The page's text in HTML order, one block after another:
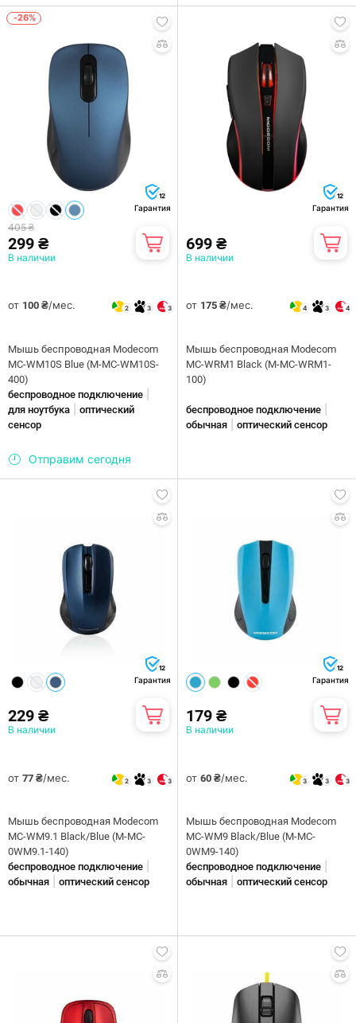
-26%
12
Гарантия
405 ₴
299 ₴
В наличии
от 100 ₴/мес. 2 3 3
Мышь беспроводная Modecom
MC-WM10S Blue (M-MC-WM10S-
400)
беспроводное подключение
для ноутбука
оптический
сенсор
Отправим сегодня
12
Гарантия
699 ₴
В наличии
от 175 ₴/мес. 4 3 4
Мышь беспроводная Modecom
MC-WRM1 Black (M-MC-WRM1-
100)
беспроводное подключение
обычная оптический сенсор
12
Гарантия
229 ₴
В наличии
от 77 ₴/мес. 2 3 3
Мышь беспроводная Modecom
MC-WM9.1 Black/Blue (M-MC-
0WM9.1-140)
беспроводное подключение
обычная оптический сенсор
12
Гарантия
179 ₴
В наличии
от 60 ₴/мес. 3 3 3
Мышь беспроводная Modecom
MC-WM9 Black/Blue (M-MC-
0WM9-140)
беспроводное подключение
обычная оптический сенсор